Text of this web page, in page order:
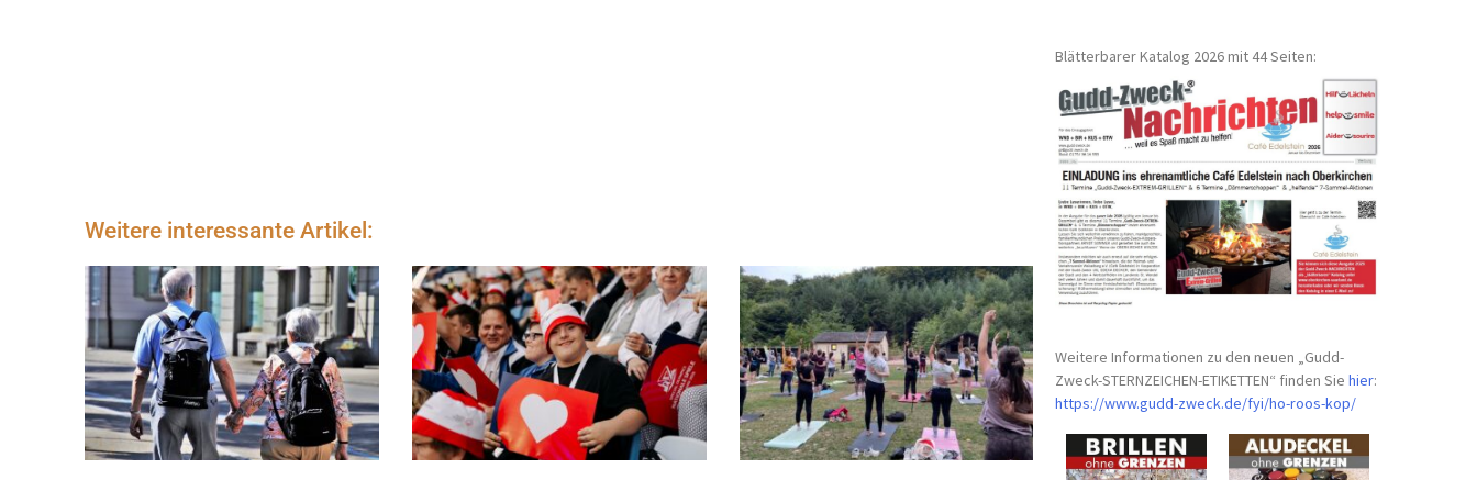
Weitere interessante Artikel:
Blätterbarer Katalog 2026 mit 44 Seiten:
Weitere Informationen zu den neuen „Gudd-
Zweck-STERNZEICHEN-ETIKETTEN“ finden Siehier:
https://www.gudd-zweck.de/fyi/ho-roos-kop/